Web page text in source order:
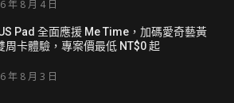
年 8 月 4 日
Pad 全面應援 Me Time，加碼愛奇藝黃
周卡體驗，專案價最低 NT$0 起
年 8 月 3 日